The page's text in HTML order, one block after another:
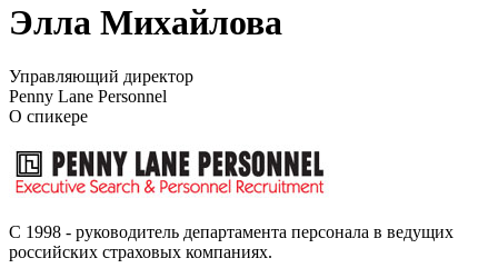
Элла Михайлова
Управляющий директор
Penny Lane Personnel
О спикере
С 1998 - руководитель департамента персонала в ведущих
российских страховых компаниях.